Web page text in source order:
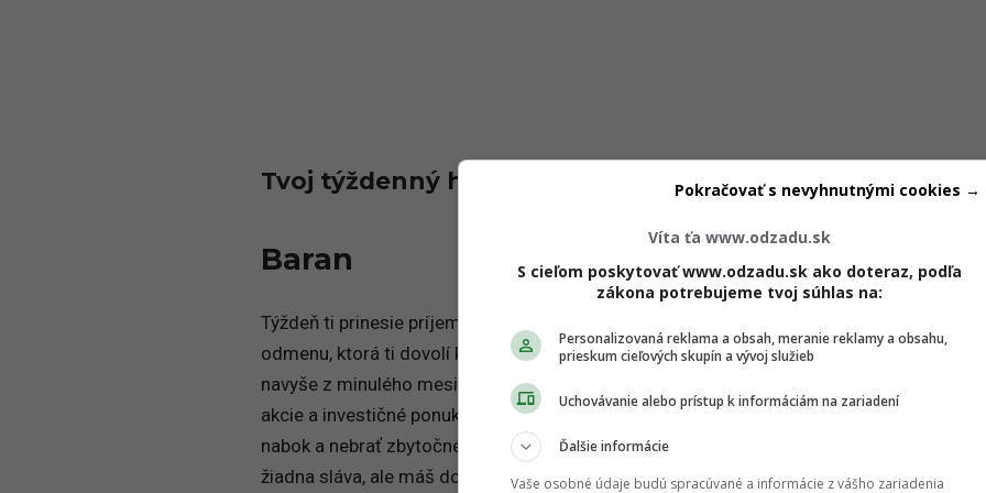
Tvoj týždenný horoskop
Baran
Týždeň ti prinesie príjemné finančné prekvapenia. Očakávaj nečakanú platbu alebo
odmenu, ktorá ti dovolí konečne si dopriať niečo pekné. V strede týždňa ťa potešia tie
navyše z minulého mesiaca, ktoré konečne uvidíš vo výplate. Hoci neskôr narazíš na
akcie a investičné ponuky, uvedomuješ si, že teraz potrebuješ radšej odložiť menšie sumy
nabok a nebrať zbytočné riziká. Celkovo sa pohybuješ v komfortnej zóne. Možno to nie je
žiadna sláva, ale máš dostatok na bežné výdavky aj drobné radosti.
Víta ťa www.odzadu.sk
S cieľom poskytovať www.odzadu.sk ako doteraz, podľa
zákona potrebujeme tvoj súhlas na:
Personalizovaná reklama a obsah, meranie reklamy a obsahu,
prieskum cieľových skupín a vývoj služieb
Uchovávanie alebo prístup k informáciám na zariadení
Ďalšie informácie
Vaše osobné údaje budú spracúvané a informácie z vášho zariadenia
Pokračovať s nevyhnutnými cookies →